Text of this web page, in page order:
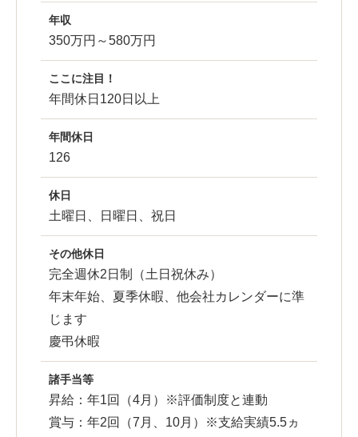
年収
350万円～580万円
ここに注目！
年間休日120日以上
年間休日
126
休日
土曜日、日曜日、祝日
その他休日
完全週休2日制（土日祝休み）
年末年始、夏季休暇、他会社カレンダーに準
じます
慶弔休暇
諸手当等
昇給：年1回（4月）※評価制度と連動
賞与：年2回（7月、10月）※支給実績5.5ヵ